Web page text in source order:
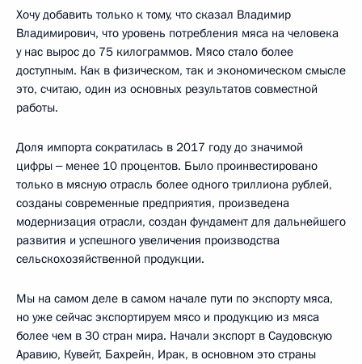
Хочу добавить только к тому, что сказал Владимир
Владимирович, что уровень потребления мяса на человека
у нас вырос до 75 килограммов. Мясо стало более
доступным. Как в физическом, так и экономическом смысле
это, считаю, один из основных результатов совместной
работы.
Доля импорта сократилась в 2017 году до значимой
цифры ‒ менее 10 процентов. Было проинвестировано
только в мясную отрасль более одного триллиона рублей,
созданы современные предприятия, произведена
модернизация отрасли, создан фундамент для дальнейшего
развития и успешного увеличения производства
сельскохозяйственной продукции.
Мы на самом деле в самом начале пути по экспорту мяса,
но уже сейчас экспортируем мясо и продукцию из мяса
более чем в 30 стран мира. Начали экспорт в Саудовскую
Аравию, Кувейт, Бахрейн, Ирак, в основном это страны